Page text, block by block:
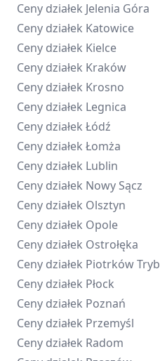
Ceny działek Jelenia Góra
Ceny działek Katowice
Ceny działek Kielce
Ceny działek Kraków
Ceny działek Krosno
Ceny działek Legnica
Ceny działek Łódź
Ceny działek Łomża
Ceny działek Lublin
Ceny działek Nowy Sącz
Ceny działek Olsztyn
Ceny działek Opole
Ceny działek Ostrołęka
Ceny działek Piotrków
Ceny działek Płock
Ceny działek Poznań
Ceny działek Przemyśl
Ceny działek Radom